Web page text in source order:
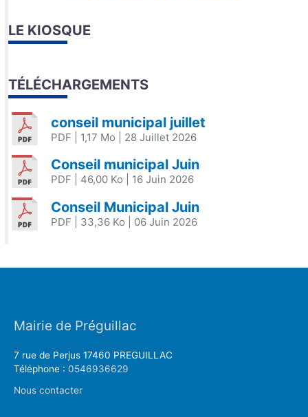
LE KIOSQUE
TÉLÉCHARGEMENTS
conseil municipal juillet
PDF | 1,17 Mo | 28 Juillet 2026
Conseil municipal Juin
PDF | 46,00 Ko | 16 Juin 2026
Conseil Municipal Juin
PDF | 33,36 Ko | 06 Juin 2026
Mairie de Préguillac
7 rue de Perjus 17460 PREGUILLAC
Téléphone : 0546936629
Nous contacter